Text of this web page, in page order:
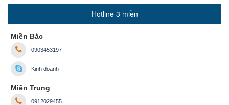
Hotline 3 miền
Miền Bắc
0903453197
Kinh doanh
Miền Trung
0912029455